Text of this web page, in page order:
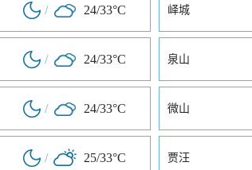
/ 24/33°C 峄城
/ 24/33°C 泉山
/ 24/33°C 微山
/ 25/33°C 贾汪